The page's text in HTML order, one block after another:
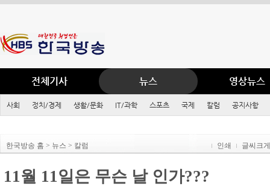
전체기사 뉴스 영상뉴스
사회 정치/경제 생활/문화 IT/과학 스포츠 국제 칼럼 공지사항
한국방송 홈 > 뉴스 > 칼럼 인쇄 글씨크게
11월 11일은 무슨 날 인가???